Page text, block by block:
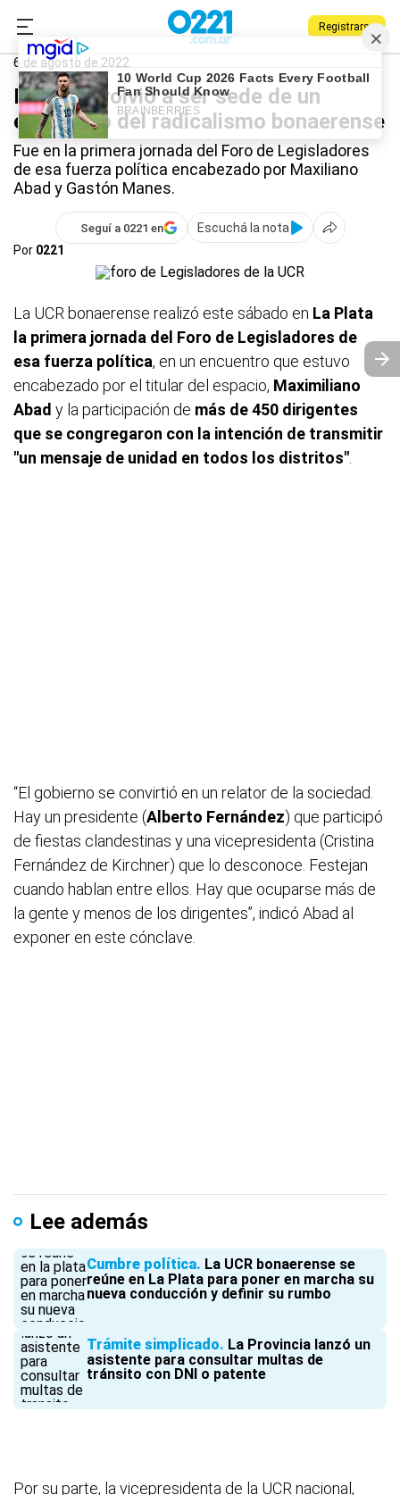
Registrarse
0221.com.ar
UCR
6 de agosto de 2022
La Plata volvió a ser sede de un
encuentro del radicalismo bonaerense
Fue en la primera jornada del Foro de Legisladores
de esa fuerza política encabezado por Maxiliano
Abad y Gastón Manes.
Seguí a 0221 en
Escuchá la nota
Por 0221
La UCR bonaerense realizó este sábado en La Plata
la primera jornada del Foro de Legisladores de
esa fuerza política, en un encuentro que estuvo
encabezado por el titular del espacio, Maximiliano
Abad y la participación de más de 450 dirigentes
que se congregaron con la intención de transmitir
"un mensaje de unidad en todos los distritos"
“El gobierno se convirtió en un relator de la sociedad.
Hay un presidente (Alberto Fernández) que participó
de fiestas clandestinas y una vicepresidenta (Cristina
Fernández de Kirchner) que lo desconoce. Festejan
cuando hablan entre ellos. Hay que ocuparse más de
la gente y menos de los dirigentes”, indicó Abad al
exponer en este cónclave.
Lee además
Cumbre política La UCR bonaerense se
reúne en La Plata para poner en marcha su
nueva conducción y definir su rumbo
Trámite simplicado La Provincia lanzó un
asistente para consultar multas de
tránsito con DNI o patente
Por su parte, la vicepresidenta de la UCR nacional,